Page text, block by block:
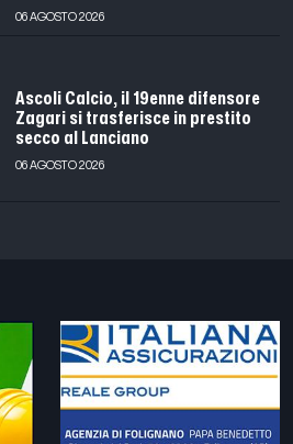
06 AGOSTO 2026
Ascoli Calcio, il 19enne difensore
Zagari si trasferisce in prestito
secco al Lanciano
06 AGOSTO 2026